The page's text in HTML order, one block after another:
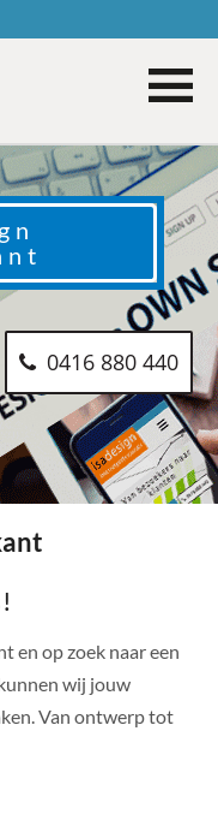
0416 880 440
en op zoek naar een
wij jouw
Van ontwerp tot